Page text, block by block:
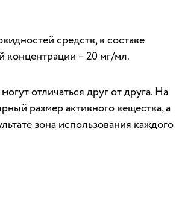
средств, в составе
концентрации – 20 мг/мл.
отличаться друг от друга. На
размер активного вещества, а
зона использования каждого